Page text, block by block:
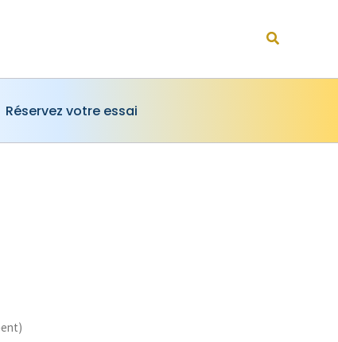
Rechercher
Réservez votre essai